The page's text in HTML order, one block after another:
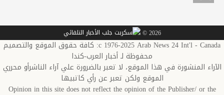
2026 ©
c 1976-2025 Arab News 24 Int'l - Canada: كافة حقوق الموقع والتصميم
محفوظة لـ أخبار العرب-كندا
المنشورة في هذا الموقع، لا تعبر بالضرورة علي آراء الناشرأو محرري
الموقع ولكن تعبر عن رأي كاتبيها
Opinion in this site does not reflect the opinion of the Publisher/ or